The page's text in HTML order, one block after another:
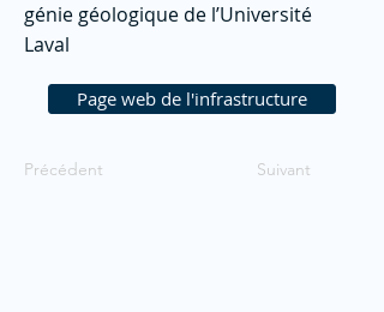
génie géologique de l’Université
Laval
Page web de l'infrastructure
Précédent Suivant